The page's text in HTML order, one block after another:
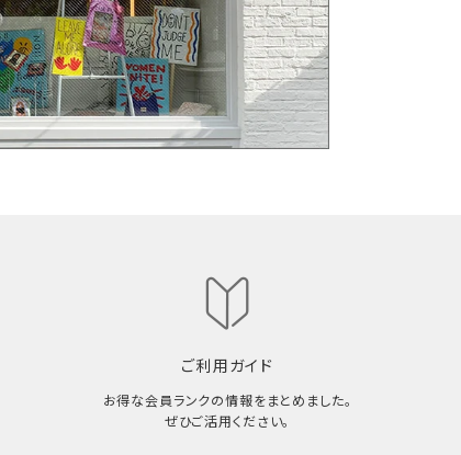
ご利用ガイド
お得な会員ランクの情報をまとめました。
ぜひご活用ください。